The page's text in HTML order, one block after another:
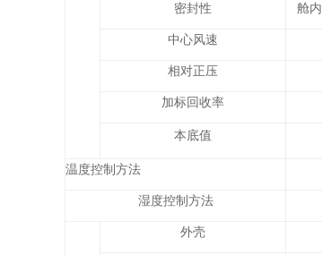
密封性 舱
中心风速
相对正压
加标回收率
本底值
温度控制方法
湿度控制方法
外壳